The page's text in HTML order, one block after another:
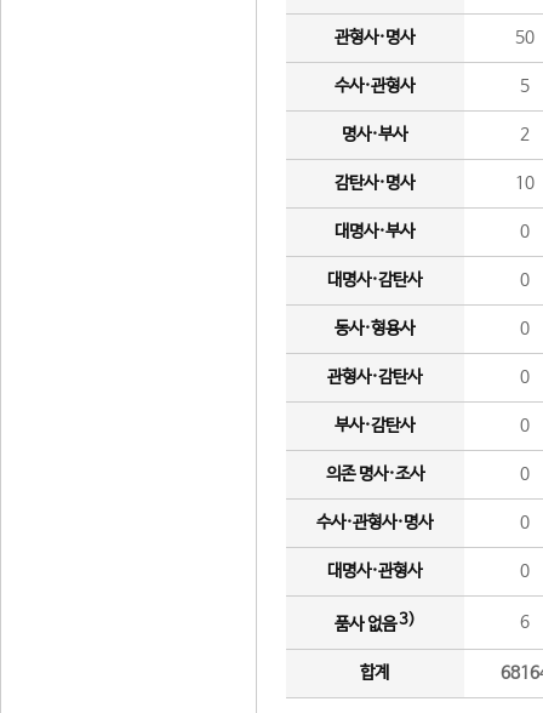
관형사·명사 50
수사·관형사 5
명사·부사 2
감탄사·명사 10
대명사·부사 0
대명사·감탄사 0
동사·형용사 0
관형사·감탄사 0
부사·감탄사 0
의존 명사·조사 0
수사·관형사·명사 0
대명사·관형사 0
품사 없음3) 6
합계